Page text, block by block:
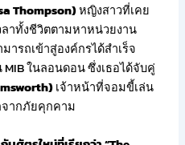
Thompson)หญิงสาวที่เคย
ลาทั้งชีวิตตามหาหน่วยงาน
ารถเข้าสู่องค์กรได้สำเร็จ
ในลอนดอน ซึ่งเธอได้จับคู่
เจ้าหน้าที่จอมขี้เล่น
จากภัยคุกคาม